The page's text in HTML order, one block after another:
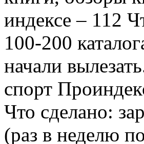
индексе – 112
100-200
начали
спорт
Что сделано:
(раз в неделю